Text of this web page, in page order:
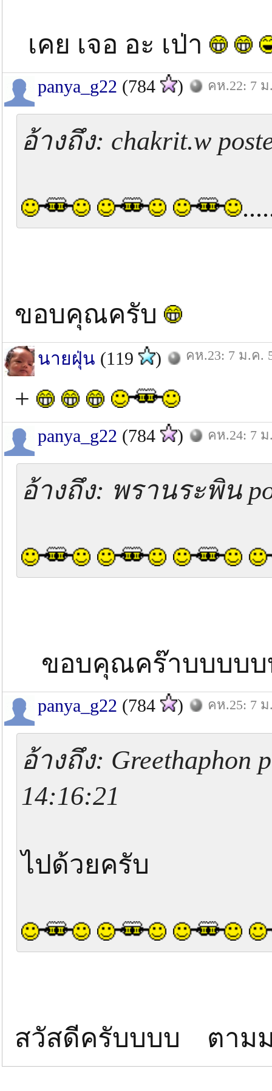
เคย เจอ อะ เป่า
panya_g22 (784 ) คห.22: 7
อ้างถึง: chakrit.w
ขอบคุณครับ
นายฝุ่น (119 ) คห.23: 7 ม.ค.
+
panya_g22 (784 ) คห.24: 7
อ้างถึง: พรานระพิน
ขอบคุณคร๊าบบบบบ
panya_g22 (784 ) คห.25: 7
อ้างถึง: Greethaphon
14:16:21
ไปด้วยครับ
สวัสดีครับบบบ ตาม